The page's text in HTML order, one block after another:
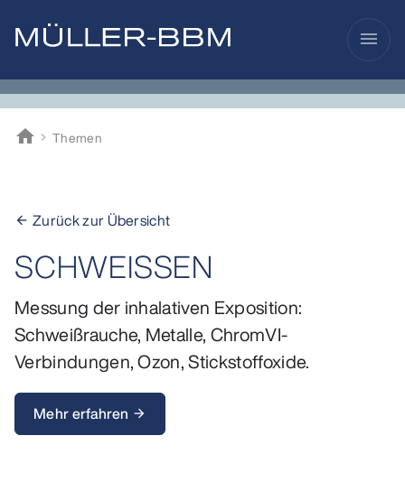
menu
home
Müller-BBM
Themen
arrow_back Zurück zur Übersicht
SCHWEISSEN
Messung der inhalativen Exposition:
Schweißrauche, Metalle, ChromVI-
Verbindungen, Ozon, Stickstoffoxide.
Mehr erfahren arrow_forward